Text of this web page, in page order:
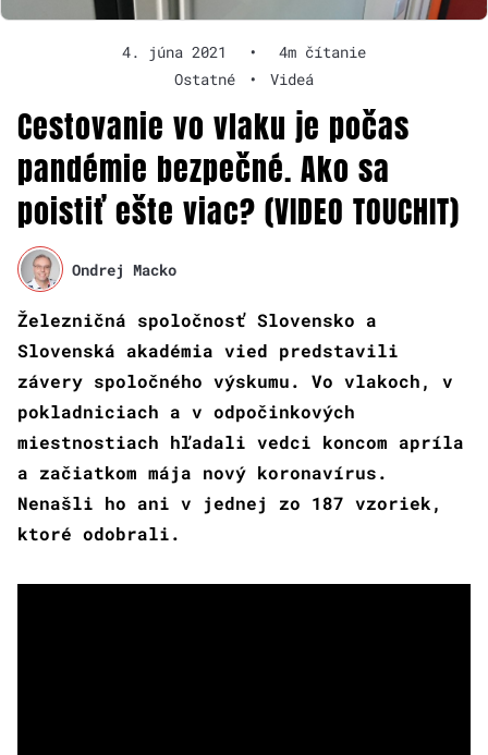
4. júna 2021 •
4m čítanie
Ostatné
• Videá
Cestovanie vo vlaku je počas
pandémie bezpečné. Ako sa
poistiť ešte viac? (VIDEO TOUCHIT)
Ondrej Macko
Železničná spoločnosť Slovensko a
Slovenská akadémia vied predstavili
závery spoločného výskumu. Vo vlakoch, v
pokladniciach a v odpočinkových
miestnostiach hľadali vedci koncom apríla
a začiatkom mája nový koronavírus.
Nenašli ho ani v jednej zo 187 vzoriek,
ktoré odobrali.